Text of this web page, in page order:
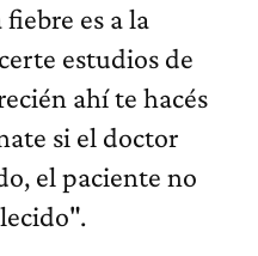
es a la
estudios de
ahí te hacés
si el doctor
el paciente no